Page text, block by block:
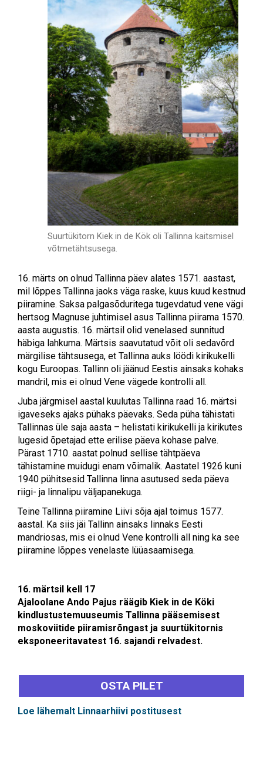
Suurtükitorn Kiek in de Kök oli Tallinna kaitsmisel
võtmetähtsusega.
16. märts on olnud Tallinna päev alates 1571. aastast,
mil lõppes Tallinna jaoks väga raske, kuus kuud kestnud
piiramine. Saksa palgasõduritega tugevdatud vene vägi
hertsog Magnuse juhtimisel asus Tallinna piirama 1570.
aasta augustis. 16. märtsil olid venelased sunnitud
häbiga lahkuma. Märtsis saavutatud võit oli sedavõrd
märgilise tähtsusega, et Tallinna auks löödi kirikukelli
kogu Euroopas. Tallinn oli jäänud Eestis ainsaks kohaks
mandril, mis ei olnud Vene vägede kontrolli all.
Juba järgmisel aastal kuulutas Tallinna raad 16. märtsi
igaveseks ajaks pühaks päevaks. Seda püha tähistati
Tallinnas üle saja aasta – helistati kirikukelli ja kirikutes
lugesid õpetajad ette erilise päeva kohase palve.
Pärast 1710. aastat polnud sellise tähtpäeva
tähistamine muidugi enam võimalik. Aastatel 1926 kuni
1940 pühitsesid Tallinna linna asutused seda päeva
riigi- ja linnalipu väljapanekuga.
Teine Tallinna piiramine Liivi sõja ajal toimus 1577.
aastal. Ka siis jäi Tallinn ainsaks linnaks Eesti
mandriosas, mis ei olnud Vene kontrolli all ning ka see
piiramine lõppes venelaste lüüasaamisega.
16. märtsil kell 17
Ajaloolane Ando Pajus räägib Kiek in de Köki
kindlustustemuuseumis Tallinna pääsemisest
moskoviitide piiramisrõngast ja suurtükitornis
eksponeeritavatest 16. sajandi relvadest.
OSTA PILET
Loe lähemalt Linnaarhiivi postitusest